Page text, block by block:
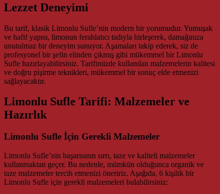
Lezzet Deneyimi
Bu tarif, klasik Limonlu Sufle’nin modern bir yorumudur. Yumuşak
ve hafif yapısı, limonun ferahlatıcı tadıyla birleşerek, damağınıza
unutulmaz bir deneyim sunuyor. Aşamaları takip ederek, siz de
profesyonel bir şefin elinden çıkmış gibi mükemmel bir Limonlu
Sufle hazırlayabilirsiniz. Tarifimizde kullanılan malzemelerin kalitesi
ve doğru pişirme teknikleri, mükemmel bir sonuç elde etmenizi
sağlayacaktır.
Limonlu Sufle Tarifi: Malzemeler ve
Hazırlık
Limonlu Sufle İçin Gerekli Malzemeler
Limonlu Sufle’nin başarısının sırrı, taze ve kaliteli malzemeler
kullanmaktan geçer. Bu nedenle, mümkün olduğunca organik ve
taze malzemeler tercih etmenizi öneririz. Aşağıda, 6 kişilik bir
Limonlu Sufle için gerekli malzemeleri bulabilirsiniz: